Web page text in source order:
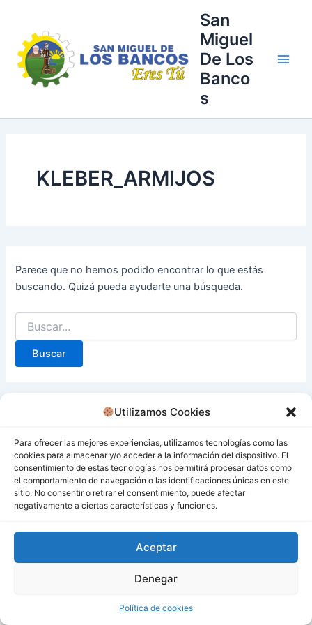
Utilizamos Cookies
Para ofrecer las mejores experiencias, utilizamos tecnologías como las
cookies para almacenar y/o acceder a la información del dispositivo. El
consentimiento de estas tecnologías nos permitirá procesar datos como
el comportamiento de navegación o las identificaciones únicas en este
sitio. No consentir o retirar el consentimiento, puede afectar
negativamente a ciertas características y funciones.
Aceptar
Denegar
Política de cookies
contenido
San
Miguel
De Los
Banco
s
KLEBER_ARMIJOS
Parece que no hemos podido encontrar lo que estás
buscando. Quizá pueda ayudarte una búsqueda.
Todos los derechos © 2026 San Miguel De Los Bancos |